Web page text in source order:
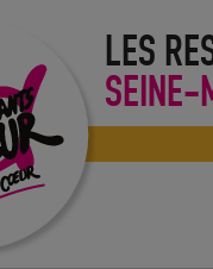
LES
SEINE-